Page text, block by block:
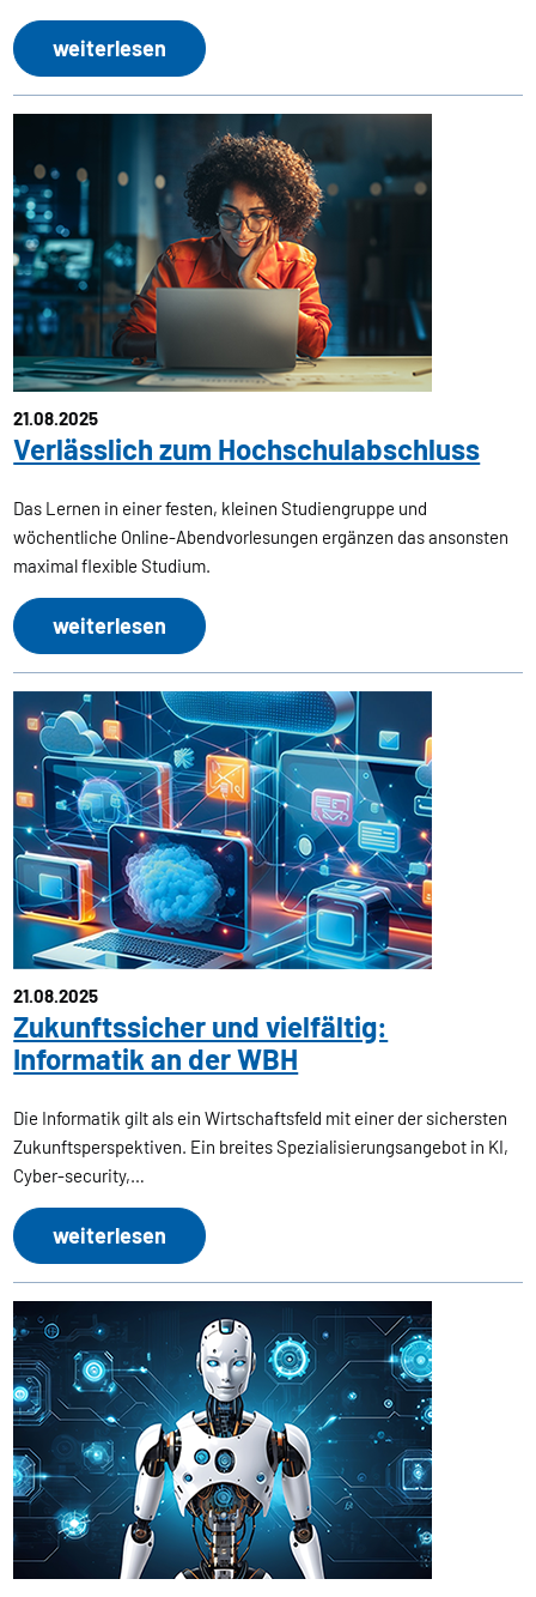
weiterlesen
21.08.2025
Verlässlich zum Hochschulabschluss
Das Lernen in einer festen, kleinen Studiengruppe und
wöchentliche Online-Abendvorlesungen ergänzen das ansonsten
maximal flexible Studium.
weiterlesen
21.08.2025
Zukunftssicher und vielfältig:
Informatik an der WBH
Die Informatik gilt als ein Wirtschaftsfeld mit einer der sichersten
Zukunftsperspektiven. Ein breites Spezialisierungsangebot in KI,
Cyber-security,…
weiterlesen